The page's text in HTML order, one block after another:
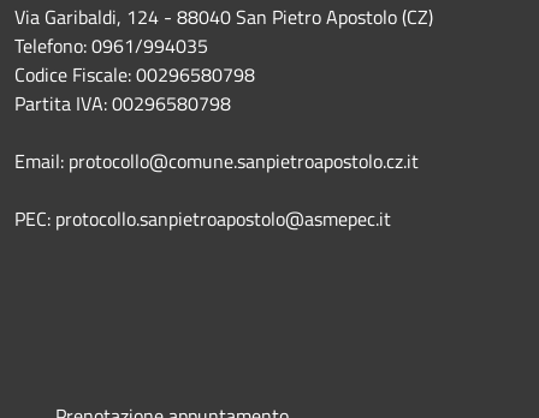
Via Garibaldi, 124 - 88040 San Pietro Apostolo (CZ)
Telefono: 0961/994035
Codice Fiscale: 00296580798
Partita IVA: 00296580798
Email: protocollo@comune.sanpietroapostolo.cz.it
PEC: protocollo.sanpietroapostolo@asmepec.it